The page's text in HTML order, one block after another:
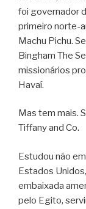
foi governador
primeiro norte-
Machu Pichu.
Bingham The
missionários
Havaí.
Mas tem mais.
Tiffany and Co.
Estudou não
Estados
embaixada
pelo Egito,